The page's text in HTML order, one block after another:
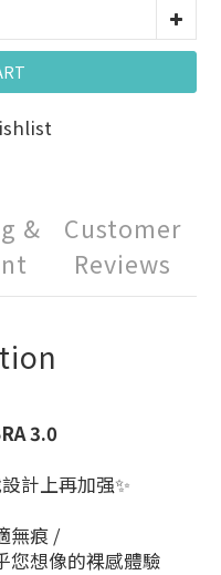
&
Customer
Reviews
3.0
計上再加强✨
無痕 /
您想像的裸感體驗